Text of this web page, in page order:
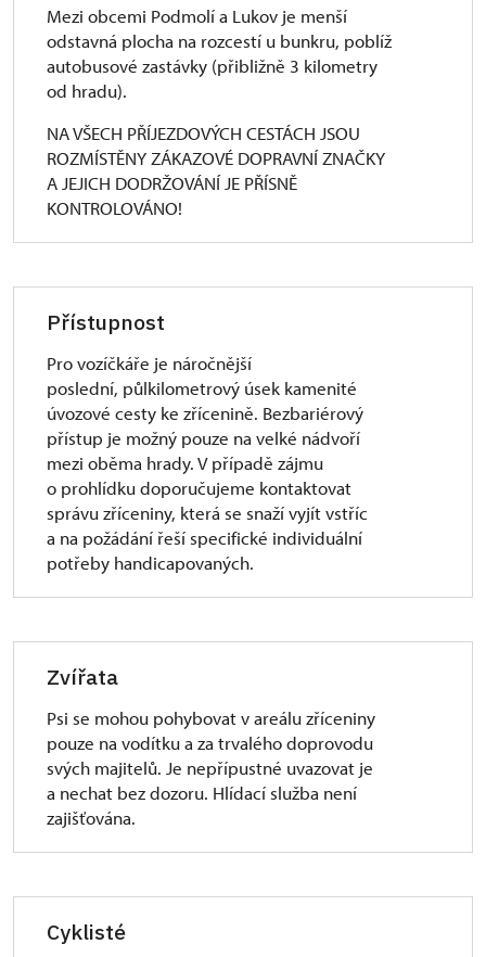
Mezi obcemi Podmolí a Lukov je menší
odstavná plocha na rozcestí u bunkru, poblíž
autobusové zastávky (přibližně 3 kilometry
od hradu).
NA VŠECH PŘÍJEZDOVÝCH CESTÁCH JSOU
ROZMÍSTĚNY ZÁKAZOVÉ DOPRAVNÍ ZNAČKY
A JEJICH DODRŽOVÁNÍ JE PŘÍSNĚ
KONTROLOVÁNO!
Přístupnost
Pro vozíčkáře je náročnější
poslední, půlkilometrový úsek kamenité
úvozové cesty ke zřícenině. Bezbariérový
přístup je možný pouze na velké nádvoří
mezi oběma hrady. V případě zájmu
o prohlídku doporučujeme kontaktovat
správu zříceniny, která se snaží vyjít vstříc
a na požádání řeší specifické individuální
potřeby handicapovaných.
Zvířata
Psi se mohou pohybovat v areálu zříceniny
pouze na vodítku a za trvalého doprovodu
svých majitelů. Je nepřípustné uvazovat je
a nechat bez dozoru. Hlídací služba není
zajišťována.
Cyklisté